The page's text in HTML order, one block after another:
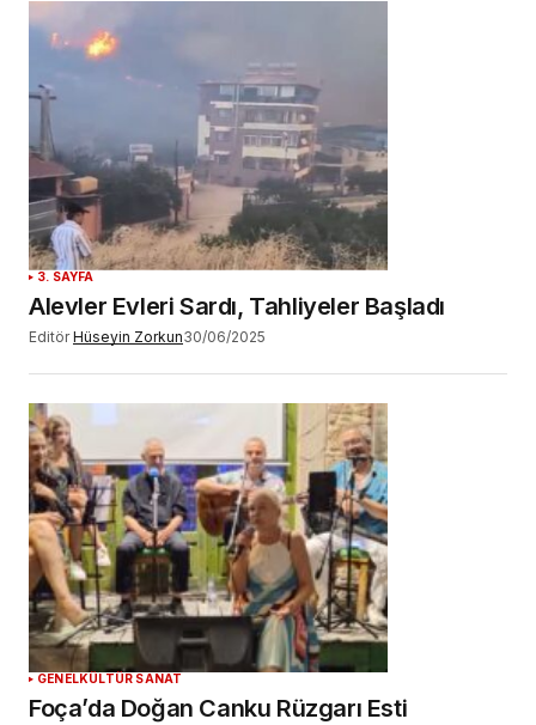
3. SAYFA
Alevler Evleri Sardı, Tahliyeler Başladı
Editör Hüseyin Zorkun30/06/2025
GENELKÜLTÜR SANAT
Foça’da Doğan Canku Rüzgarı Esti